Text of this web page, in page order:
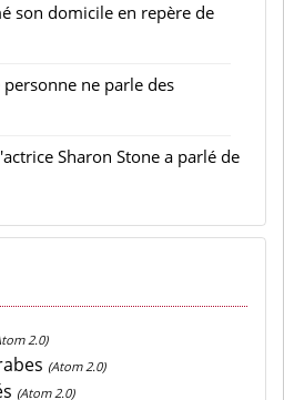
son domicile en repère de
ne parle des
Sharon Stone a parlé de
2.0)
(Atom 2.0)
(Atom 2.0)